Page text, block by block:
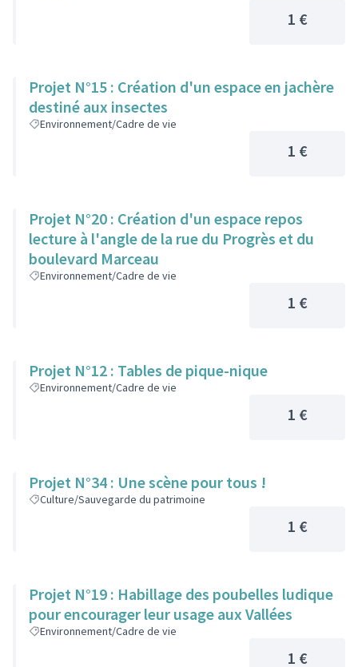
1 €
Projet N°15 : Création d'un espace en jachère
destiné aux insectes
Environnement/Cadre de vie
1 €
Projet N°20 : Création d'un espace repos
lecture à l'angle de la rue du Progrès et du
boulevard Marceau
Environnement/Cadre de vie
1 €
Projet N°12 : Tables de pique-nique
Environnement/Cadre de vie
1 €
Projet N°34 : Une scène pour tous !
Culture/Sauvegarde du patrimoine
1 €
Projet N°19 : Habillage des poubelles ludique
pour encourager leur usage aux Vallées
Environnement/Cadre de vie
1 €